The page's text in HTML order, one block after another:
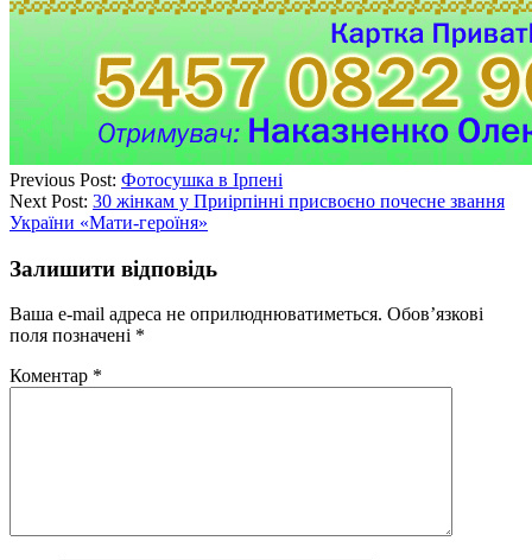
Previous Post: Фотосушка в Ірпені
Next Post: 30 жінкам у Приірпінні присвоєно почесне звання
України «Мати-героїня»
Залишити відповідь
Ваша e-mail адреса не оприлюднюватиметься. Обов’язкові
поля позначені *
Коментар *